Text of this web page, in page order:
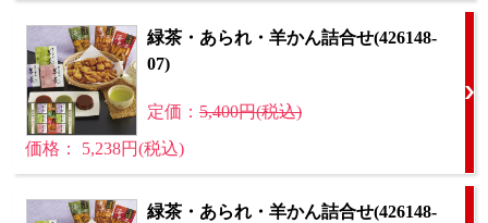
緑茶・あられ・羊かん詰合せ(426148-
07)
定価： 5,400円(税込)
価格： 5,238円(税込)
緑茶・あられ・羊かん詰合せ(426148-